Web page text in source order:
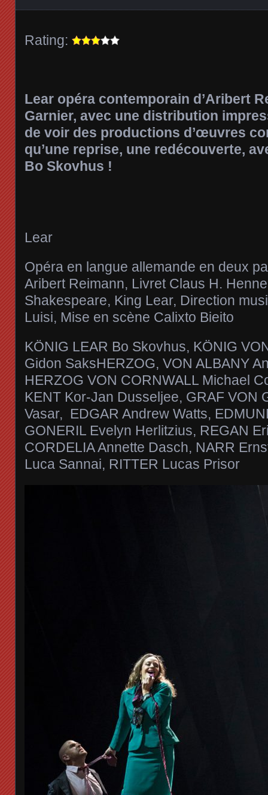
Rating:
Lear opéra contemporain d’Aribert
Garnier, avec une distribution
de voir des productions d’œuvres
qu’une reprise, une redécouverte,
Bo Skovhus !
Lear
Opéra en langue allemande en deux
Aribert Reimann, Livret Claus H.
Shakespeare, King Lear, Direction
Luisi, Mise en scène Calixto Bieito
KÖNIG LEAR Bo Skovhus, KÖNIG
Gidon SaksHERZOG, VON ALBANY
HERZOG VON CORNWALL Michael
KENT Kor‑Jan Dusseljee, GRAF VON
Vasar, EDGAR Andrew Watts,
GONERIL Evelyn Herlitzius, REGAN
CORDELIA Annette Dasch, NARR
Luca Sannai, RITTER Lucas Prisor